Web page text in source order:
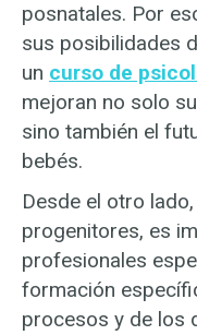
posnatales. Por
sus posibilidades
un curso de
mejoran no solo
sino también el
bebés.
Desde el otro
progenitores, es
profesionales
formación
procesos y de los